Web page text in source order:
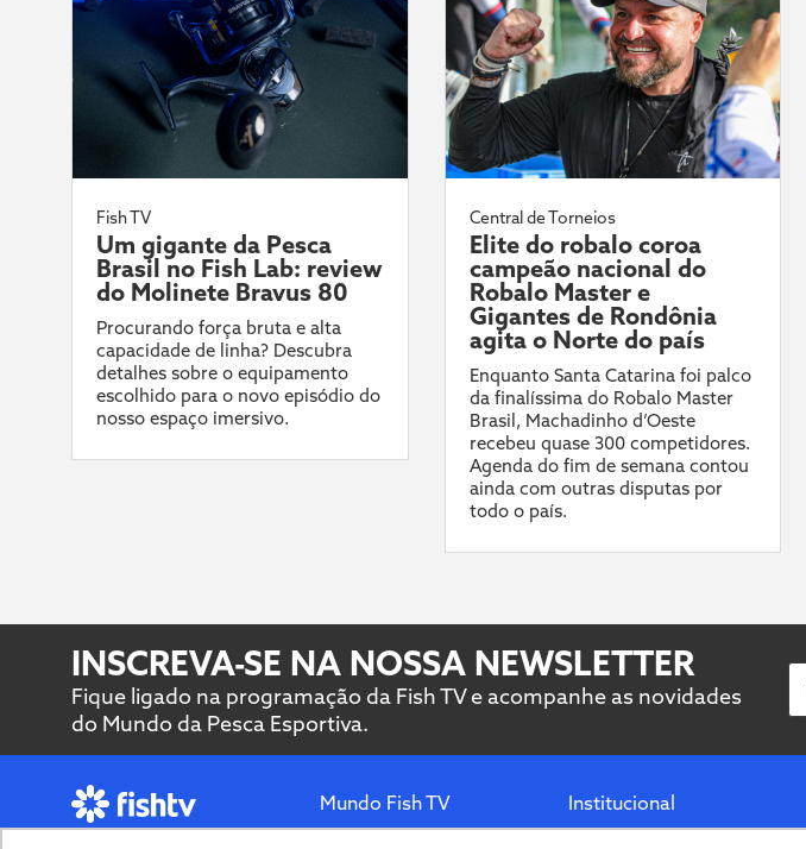
Fish TV
Um gigante da Pesca
Brasil no Fish Lab: review
do Molinete Bravus 80
Procurando força bruta e alta
capacidade de linha? Descubra
detalhes sobre o equipamento
escolhido para o novo episódio do
nosso espaço imersivo.
Central de Torneios
Elite do robalo coroa
campeão nacional do
Robalo Master e
Gigantes de Rondônia
agita o Norte do país
Enquanto Santa Catarina foi palco
da finalíssima do Robalo Master
Brasil, Machadinho d’Oeste
recebeu quase 300 competidores.
Agenda do fim de semana contou
ainda com outras disputas por
todo o país.
INSCREVA-SE NA NOSSA NEWSLETTER
Fique ligado na programação da Fish TV e acompanhe as novidades
do Mundo da Pesca Esportiva.
Mundo Fish TV
Institucional